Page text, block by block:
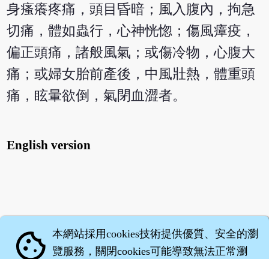
身瘙癢疼痛，頭目昏暗；風入腹內，拘急
切痛，體如蟲行，心神恍惚；傷風瘴疫，
偏正頭痛，諸般風氣；或傷冷物，心腹大
痛；或婦女胎前產後，中風壯熱，體重頭
痛，眩暈欲倒，氣閉血澀者。
English version
cookie 本網站採用cookies技術提供優質、安全的瀏
覽服務，關閉cookies可能導致無法正常瀏